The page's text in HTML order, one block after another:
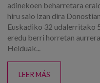
adinekoen beharretara
hiru saio izan dira
Euskadiko 32 udalerritako
eredu berri horretan
Helduak...
LEER MÁS